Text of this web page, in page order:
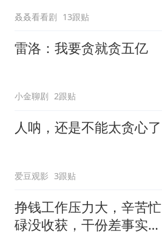
叒叒看看剧 13跟贴
雷洛：我要贪就贪五亿
小金聊剧 2跟贴
人呐，还是不能太贪心了
爱豆观影 3跟贴
挣钱工作压力大，辛苦忙
碌没收获，干份差事实太